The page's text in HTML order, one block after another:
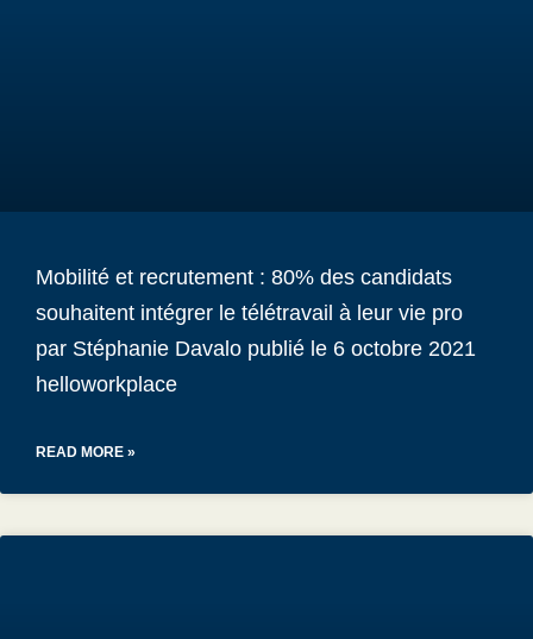
Mobilité et recrutement : 80% des candidats
souhaitent intégrer le télétravail à leur vie pro
par Stéphanie Davalo publié le 6 octobre 2021
helloworkplace
READ MORE »